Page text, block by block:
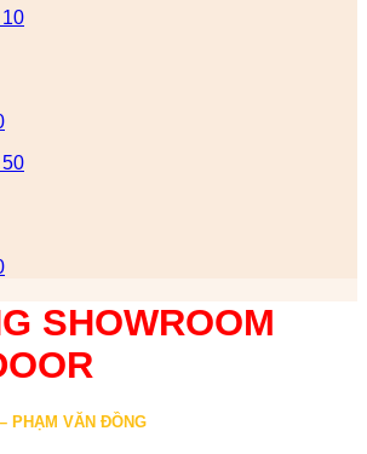
SHOWROOM
PHẠM VĂN ĐỒNG